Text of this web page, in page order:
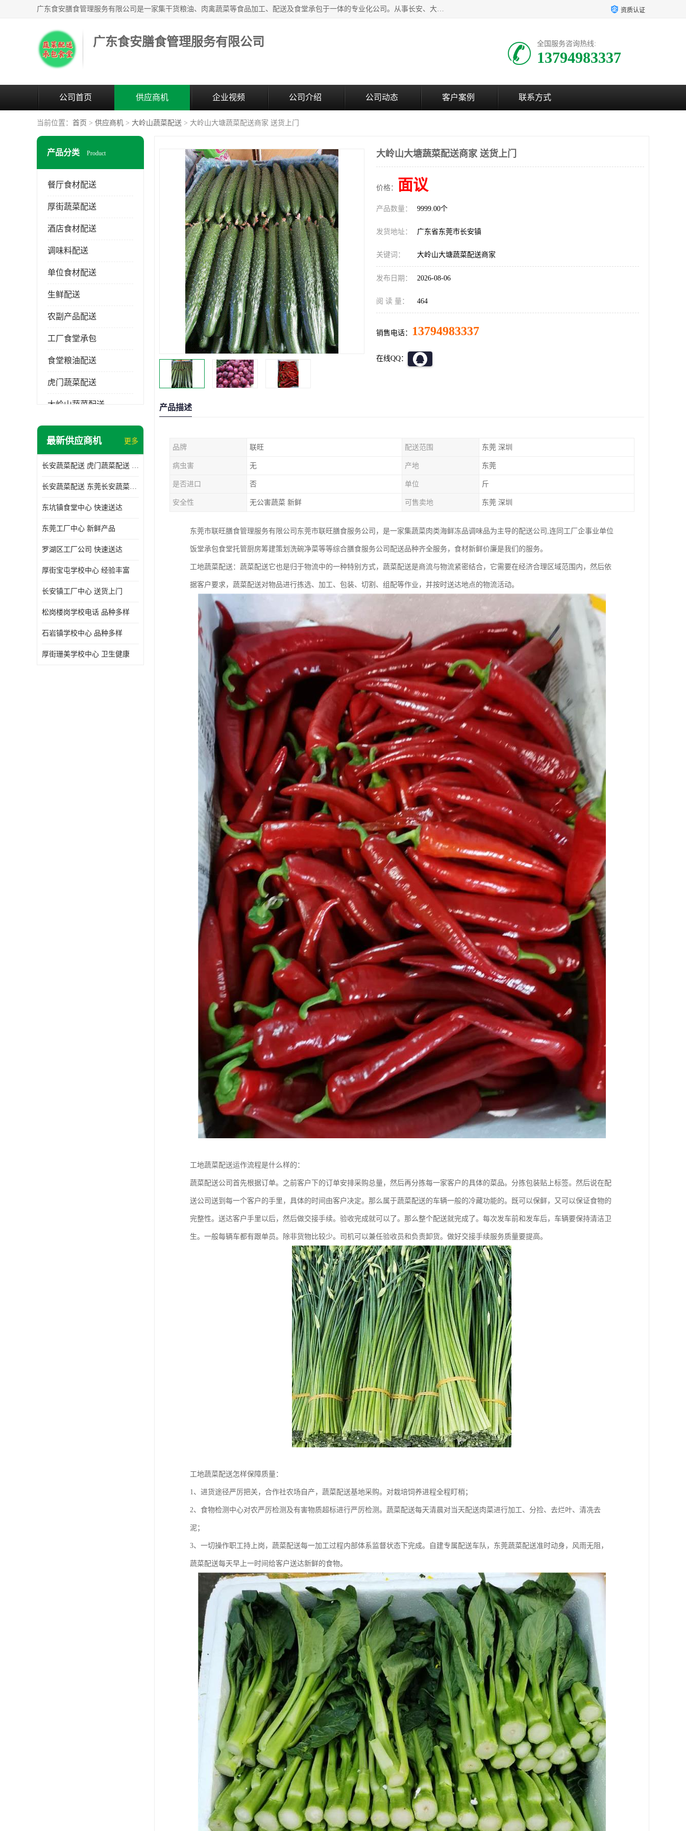
广东食安膳食管理服务有限公司是一家集干货粮油、肉禽蔬菜等食品加工、配送及食堂承包于一体的专业化公司。从事长安、大朗、大岭山、厚街、虎门等地区的蔬菜配送服务。 专业的服务队伍，以及完善的服务机制，经过多年的努力拼搏，赢得了广大客户的信赖和支持。 资质认证
广东食安膳食管理服务有限公司 全国服务咨询热线:
13794983337
公司首页 供应商机 企业视频 公司介绍 公司动态 客户案例 联系方式
当前位置： 首页 > 供应商机 > 大岭山蔬菜配送 > 大岭山大塘蔬菜配送商家 送货上门
产品分类 Product
餐厅食材配送
厚街蔬菜配送
酒店食材配送
调味料配送
单位食材配送
生鲜配送
农副产品配送
工厂食堂承包
食堂粮油配送
虎门蔬菜配送
大岭山蔬菜配送
长安蔬菜配送
最新供应商机 更多
长安蔬菜配送 虎门蔬菜配送 厚街蔬菜配送 大朗蔬菜配送
长安蔬菜配送 东莞长安蔬菜配送哪家好
东坑镇食堂中心 快速送达
东莞工厂中心 新鲜产品
罗湖区工厂公司 快速送达
厚街宝屯学校中心 经验丰富
长安镇工厂中心 送货上门
松岗楼岗学校电话 品种多样
石岩镇学校中心 品种多样
厚街珊美学校中心 卫生健康
大岭山大塘蔬菜配送商家 送货上门
价格： 面议
产品数量： 9999.00个
发货地址： 广东省东莞市长安镇
关键词： 大岭山大塘蔬菜配送商家
发布日期： 2026-08-06
阅 读 量： 464
销售电话： 13794983337
在线QQ：
产品描述
品牌 联旺 配送范围 东莞 深圳
病虫害 无 产地 东莞
是否进口 否 单位 斤
安全性 无公害蔬菜 新鲜 可售卖地 东莞 深圳
东莞市联旺膳食管理服务有限公司东莞市联旺膳食服务公司，是一家集蔬菜肉类海鲜冻品调味品为主导的配送公司,连同工厂企事业单位
饭堂承包食堂托管厨房筹建策划洗碗净菜等等综合膳食服务公司配送品种齐全服务，食材新鲜价廉是我们的服务。
工地蔬菜配送：蔬菜配送它也是归于物流中的一种特别方式，蔬菜配送是商流与物流紧密结合，它需要在经济合理区域范围内，然后依
据客户要求，蔬菜配送对物品进行拣选、加工、包装、切割、组配等作业，并按时送达地点的物流活动。
工地蔬菜配送运作流程是什么样的：
蔬菜配送公司首先根据订单。之前客户下的订单安排采购总量，然后再分拣每一家客户的具体的菜品。分拣包装贴上标签。然后说在配
送公司送到每一个客户的手里，具体的时间由客户决定。那么属于蔬菜配送的车辆一般的冷藏功能的。既可以保鲜，又可以保证食物的
完整性。送达客户手里以后，然后做交接手续。验收完成就可以了。那么整个配送就完成了。每次发车前和发车后，车辆要保持清洁卫
生。一般每辆车都有跟单员。除非货物比较少。司机可以兼任验收员和负责卸货。做好交接手续服务质量要提高。
工地蔬菜配送怎样保障质量：
1、进货途径严厉把关，合作社农场自产，蔬菜配送基地采购。对栽培饲养进程全程盯梢；
2、食物检测中心对农严厉检测及有害物质超标进行严厉检测。蔬菜配送每天清晨对当天配送肉菜进行加工、分捡、去烂叶、清冼去
泥；
3、一切操作职工持上岗，蔬菜配送每一加工过程内部体系监督状态下完成。自建专属配送车队，东莞蔬菜配送准时动身，风雨无阻，
蔬菜配送每天早上一时间给客户送达新鲜的食物。